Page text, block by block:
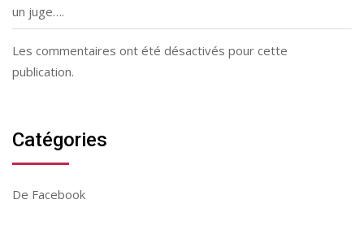
un juge….
Les commentaires ont été désactivés pour cette
publication.
Catégories
De Facebook